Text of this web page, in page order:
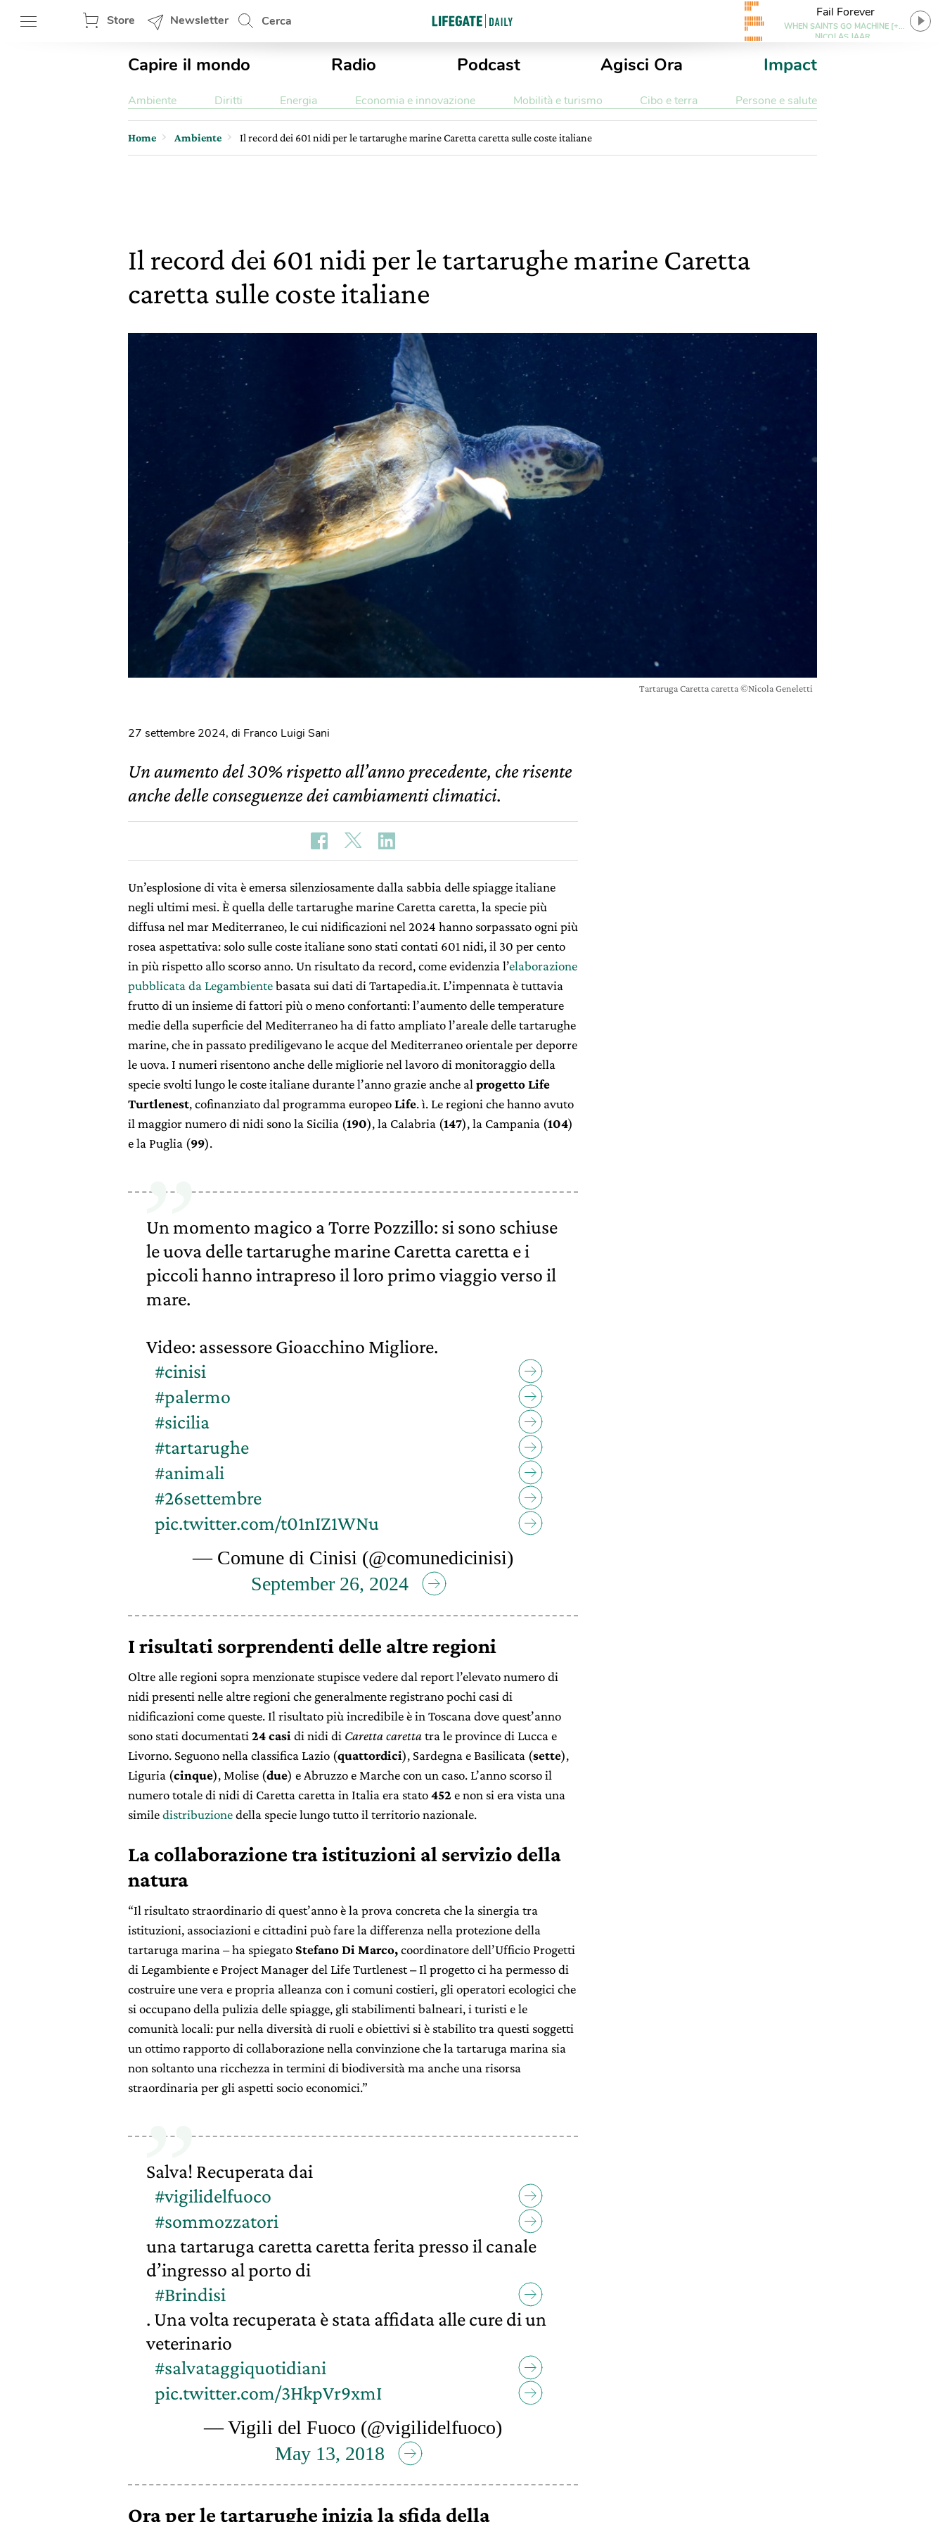
Store Newsletter Cerca
Fail Forever
WHEN SAINTS GO MACHINE [+]
NICOLAS JAAR
Capire il mondo Radio Podcast Agisci Ora Impact
Ambiente Diritti Energia Economia e innovazione Mobilità e turismo Cibo e terra Persone e salute
Home Ambiente Il record dei 601 nidi per le tartarughe marine Caretta caretta sulle coste italiane
Il record dei 601 nidi per le tartarughe marine Caretta
caretta sulle coste italiane
Tartaruga Caretta caretta ©Nicola Geneletti
27 settembre 2024, di Franco Luigi Sani
Un aumento del 30% rispetto all’anno precedente, che risente
anche delle conseguenze dei cambiamenti climatici.
Un’esplosione di vita è emersa silenziosamente dalla sabbia delle spiagge italiane
negli ultimi mesi. È quella delle tartarughe marine Caretta caretta, la specie più
diffusa nel mar Mediterraneo, le cui nidificazioni nel 2024 hanno sorpassato ogni più
rosea aspettativa: solo sulle coste italiane sono stati contati 601 nidi, il 30 per cento
in più rispetto allo scorso anno. Un risultato da record, come evidenzia l’elaborazione
pubblicata da Legambientebasata sui dati di Tartapedia.it. L’impennata è tuttavia
frutto di un insieme di fattori più o meno confortanti: l’aumento delle temperature
medie della superficie del Mediterraneo ha di fatto ampliato l’areale delle tartarughe
marine, che in passato prediligevano le acque del Mediterraneo orientale per deporre
le uova. I numeri risentono anche delle migliorie nel lavoro di monitoraggio della
specie svolti lungo le coste italiane durante l’anno grazie anche al progetto Life
Turtlenest, cofinanziato dal programma europeoLife. ì. Le regioni che hanno avuto
il maggior numero di nidi sono la Sicilia (190), la Calabria (147), la Campania (104)
e la Puglia (99).
Un momento magico a Torre Pozzillo: si sono schiuse
le uova delle tartarughe marine Caretta caretta e i
piccoli hanno intrapreso il loro primo viaggio verso il
mare.
Video: assessore Gioacchino Migliore.
#cinisi
#palermo
#sicilia
#tartarughe
#animali
#26settembre
pic.twitter.com/t01nIZ1WNu
— Comune di Cinisi (@comunedicinisi)
September 26, 2024
I risultati sorprendenti delle altre regioni
Oltre alle regioni sopra menzionate stupisce vedere dal report l’elevato numero di
nidi presenti nelle altre regioni che generalmente registrano pochi casi di
nidificazioni come queste. Il risultato più incredibile è in Toscana dove quest’anno
sono stati documentati 24 casi di nidi di Caretta carettatra le province di Lucca e
Livorno. Seguono nella classifica Lazio (quattordici), Sardegna e Basilicata (sette),
Liguria (cinque), Molise (due) e Abruzzo e Marche con un caso. L’anno scorso il
numero totale di nidi di Caretta caretta in Italia era stato452 e non si era vista una
similedistribuzionedella specie lungo tutto il territorio nazionale.
La collaborazione tra istituzioni al servizio della
natura
“Il risultato straordinario di quest’anno è la prova concreta che la sinergia tra
istituzioni, associazioni e cittadini può fare la differenza nella protezione della
tartaruga marina – ha spiegato Stefano Di Marco,coordinatore dell’Ufficio Progetti
di Legambiente e Project Manager del Life Turtlenest–Il progetto ci ha permesso di
costruire une vera e propria alleanza con i comuni costieri, gli operatori ecologici che
si occupano della pulizia delle spiagge, gli stabilimenti balneari, i turisti e le
comunità locali: pur nella diversità di ruoli e obiettivi si è stabilito tra questi soggetti
un ottimo rapporto di collaborazione nella convinzione che la tartaruga marina sia
non soltanto una ricchezza in termini di biodiversità ma anche una risorsa
straordinaria per gli aspetti socio economici.”
Salva! Recuperata dai
#vigilidelfuoco
#sommozzatori
una tartaruga caretta caretta ferita presso il canale
d’ingresso al porto di
#Brindisi
. Una volta recuperata è stata affidata alle cure di un
veterinario
#salvataggiquotidiani
pic.twitter.com/3HkpVr9xmI
— Vigili del Fuoco (@vigilidelfuoco)
May 13, 2018
Ora per le tartarughe inizia la sfida della